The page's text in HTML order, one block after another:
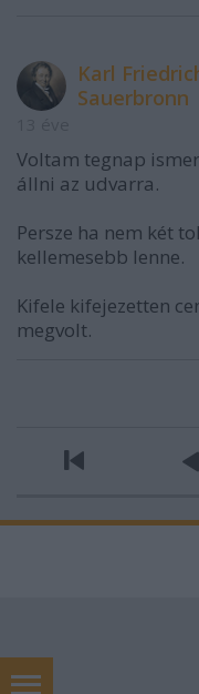
Karl
Sauerbronn
Voltam tegnap
állni az udvarra.
Persze ha nem két
kellemesebb lenne.
Kifele kifejezetten
megvolt.